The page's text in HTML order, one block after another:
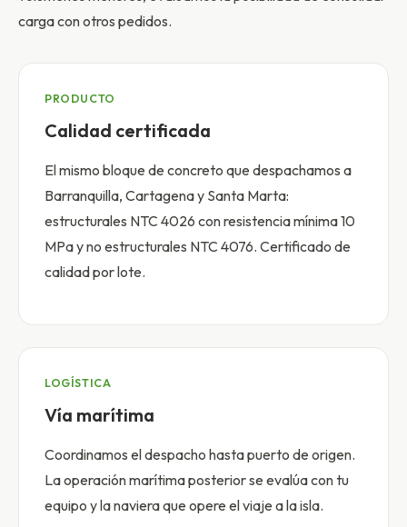
carga con otros pedidos.
PRODUCTO
Calidad certificada
El mismo bloque de concreto que despachamos a
Barranquilla, Cartagena y Santa Marta:
estructurales NTC 4026 con resistencia mínima 10
MPa y no estructurales NTC 4076. Certificado de
calidad por lote.
LOGÍSTICA
Vía marítima
Coordinamos el despacho hasta puerto de origen.
La operación marítima posterior se evalúa con tu
equipo y la naviera que opere el viaje a la isla.